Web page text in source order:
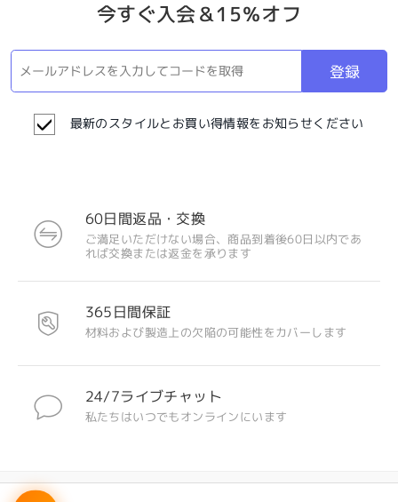
今すぐ入会＆15％オフ
登録
最新のスタイルとお買い得情報をお知らせください
60日間返品・交換
ご満足いただけない場合、商品到着後60日以内であ
れば交換または返金を承ります
365日間保証
材料および製造上の欠陥の可能性をカバーします
24/7ライブチャット
私たちはいつでもオンラインにいます